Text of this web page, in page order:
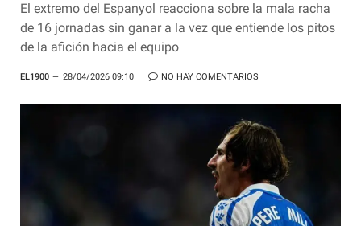
El extremo del Espanyol reacciona sobre la mala racha
de 16 jornadas sin ganar a la vez que entiende los pitos
de la afición hacia el equipo
EL1900 28/04/2026 09:10 NO HAY COMENTARIOS